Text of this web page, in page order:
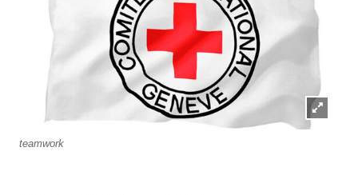
Lightbox
teamwork